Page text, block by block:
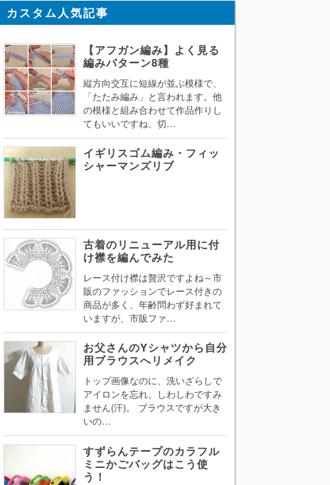
カスタム人気記事
【アフガン編み】よく見る
編みパターン8種
縦方向交互に短線が並ぶ模様で、
「たたみ編み」と言われます。他
の模様と組み合わせて作品作りし
てもいいですね、切…
イギリスゴム編み・フィッ
シャーマンズリブ
古着のリニューアル用に付
け襟を編んでみた
レース付け襟は贅沢ですよね～市
販のファッションでレース付きの
商品が多く、年齢問わず好まれて
いますが、市販ファ…
お父さんのYシャツから自分
用ブラウスへリメイク
トップ画像なのに、洗いざらしで
アイロンを忘れ、しわしわですみ
ません(汗)。 ブラウスですが大き
いの…
すずらんテープのカラフル
ミニかごバッグはこう使
う！